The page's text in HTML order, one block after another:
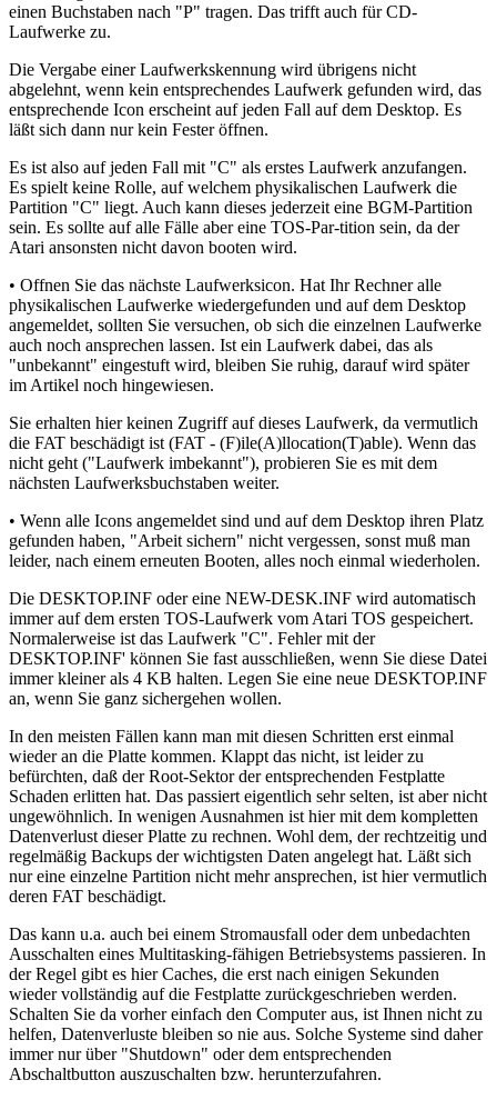
einen Buchstaben nach "P" tragen. Das trifft auch für CD-
Laufwerke zu.
Die Vergabe einer Laufwerkskennung wird übrigens nicht
abgelehnt, wenn kein entsprechendes Laufwerk gefunden wird, das
entsprechende Icon erscheint auf jeden Fall auf dem Desktop. Es
läßt sich dann nur kein Fester öffnen.
Es ist also auf jeden Fall mit "C" als erstes Laufwerk anzufangen.
Es spielt keine Rolle, auf welchem physikalischen Laufwerk die
Partition "C" liegt. Auch kann dieses jederzeit eine BGM-Partition
sein. Es sollte auf alle Fälle aber eine TOS-Par-tition sein, da der
Atari ansonsten nicht davon booten wird.
• Offnen Sie das nächste Laufwerksicon. Hat Ihr Rechner alle
physikalischen Laufwerke wiedergefunden und auf dem Desktop
angemeldet, sollten Sie versuchen, ob sich die einzelnen Laufwerke
auch noch ansprechen lassen. Ist ein Laufwerk dabei, das als
"unbekannt" eingestuft wird, bleiben Sie ruhig, darauf wird später
im Artikel noch hingewiesen.
Sie erhalten hier keinen Zugriff auf dieses Laufwerk, da vermutlich
die FAT beschädigt ist (FAT - (F)ile(A)llocation(T)able). Wenn das
nicht geht ("Laufwerk imbekannt"), probieren Sie es mit dem
nächsten Laufwerksbuchstaben weiter.
• Wenn alle Icons angemeldet sind und auf dem Desktop ihren Platz
gefunden haben, "Arbeit sichern" nicht vergessen, sonst muß man
leider, nach einem erneuten Booten, alles noch einmal wiederholen.
Die DESKTOP.INF oder eine NEW-DESK.INF wird automatisch
immer auf dem ersten TOS-Laufwerk vom Atari TOS gespeichert.
Normalerweise ist das Laufwerk "C". Fehler mit der
DESKTOP.INF' können Sie fast ausschließen, wenn Sie diese Datei
immer kleiner als 4 KB halten. Legen Sie eine neue DESKTOP.INF
an, wenn Sie ganz sichergehen wollen.
In den meisten Fällen kann man mit diesen Schritten erst einmal
wieder an die Platte kommen. Klappt das nicht, ist leider zu
befürchten, daß der Root-Sektor der entsprechenden Festplatte
Schaden erlitten hat. Das passiert eigentlich sehr selten, ist aber nicht
ungewöhnlich. In wenigen Ausnahmen ist hier mit dem kompletten
Datenverlust dieser Platte zu rechnen. Wohl dem, der rechtzeitig und
regelmäßig Backups der wichtigsten Daten angelegt hat. Läßt sich
nur eine einzelne Partition nicht mehr ansprechen, ist hier vermutlich
deren FAT beschädigt.
Das kann u.a. auch bei einem Stromausfall oder dem unbedachten
Ausschalten eines Multitasking-fähigen Betriebsystems passieren. In
der Regel gibt es hier Caches, die erst nach einigen Sekunden
wieder vollständig auf die Festplatte zurückgeschrieben werden.
Schalten Sie da vorher einfach den Computer aus, ist Ihnen nicht zu
helfen, Datenverluste bleiben so nie aus. Solche Systeme sind daher
immer nur über "Shutdown" oder dem entsprechenden
Abschaltbutton auszuschalten bzw. herunterzufahren.